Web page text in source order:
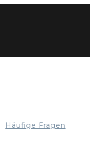
Häufige Fragen